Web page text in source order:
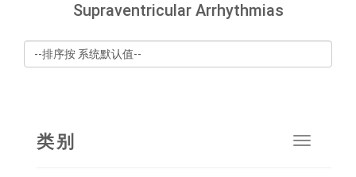
Supraventricular Arrhythmias
Toggle
类别